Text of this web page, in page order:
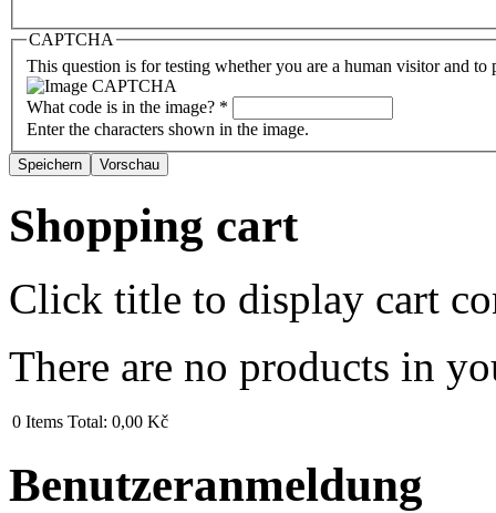
CAPTCHA
This question is for testing whether you are a human visitor and to
What code is in the image? *
Enter the characters shown in the image.
Shopping cart
Click title to display cart
There are no products in
0 Items Total: 0,00 Kč
Benutzeranmeldung